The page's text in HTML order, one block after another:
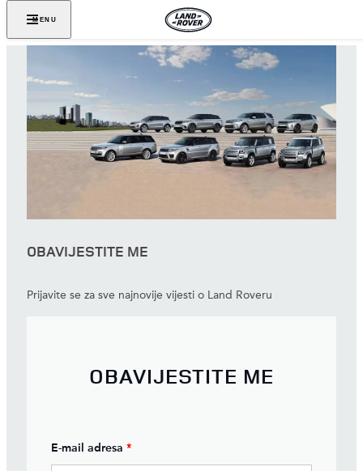
MENU
OBAVIJESTITE ME
Prijavite se za sve najnovije vijesti o Land Roveru
OBAVIJESTITE ME
E-mail adresa *